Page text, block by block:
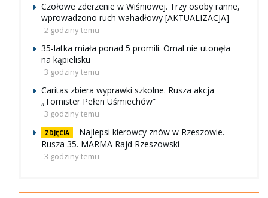
Czołowe zderzenie w Wiśniowej. Trzy osoby ranne,
wprowadzono ruch wahadłowy [AKTUALIZACJA]
2 godziny temu
35-latka miała ponad 5 promili. Omal nie utonęła
na kąpielisku
3 godziny temu
Caritas zbiera wyprawki szkolne. Rusza akcja
„Tornister Pełen Uśmiechów”
3 godziny temu
ZDJĘCIA
Najlepsi kierowcy znów w Rzeszowie.
Rusza 35. MARMA Rajd Rzeszowski
3 godziny temu